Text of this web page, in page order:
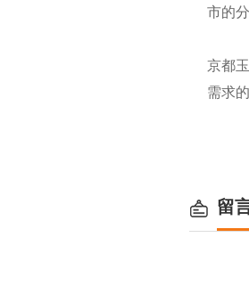
市的
京都
需求
留